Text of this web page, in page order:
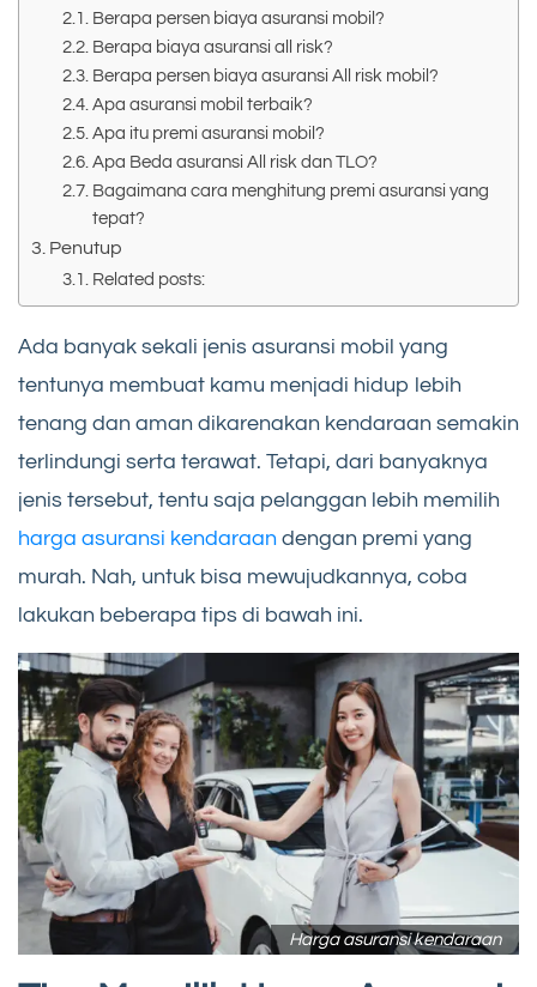
Berapa persen biaya asuransi mobil?
Berapa biaya asuransi all risk?
Berapa persen biaya asuransi All risk mobil?
Apa asuransi mobil terbaik?
Apa itu premi asuransi mobil?
Apa Beda asuransi All risk dan TLO?
Bagaimana cara menghitung premi asuransi yang
tepat?
Penutup
Related posts:
Ada banyak sekali jenis asuransi mobil yang
tentunya membuat kamu menjadi hidup lebih
tenang dan aman dikarenakan kendaraan semakin
terlindungi serta terawat. Tetapi, dari banyaknya
jenis tersebut, tentu saja pelanggan lebih memilih
harga asuransi kendaraan dengan premi yang
murah. Nah, untuk bisa mewujudkannya, coba
lakukan beberapa tips di bawah ini.
Harga asuransi kendaraan